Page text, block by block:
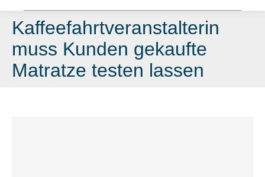
Kaffeefahrtveranstalterin
muss Kunden gekaufte
Matratze testen lassen